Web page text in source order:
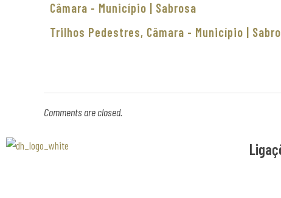
Câmara - Município | Sabrosa
Trilhos Pedestres, Câmara - Município |
Comments are closed.